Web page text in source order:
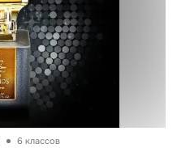
6 классов